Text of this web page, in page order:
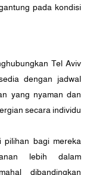
pada kondisi
Tel Aviv
dengan jadwal
yang nyaman dan
secara individu
pilihan bagi mereka
lebih dalam
dibandingkan